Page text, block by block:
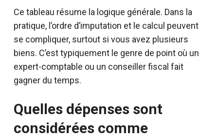
Ce tableau résume la logique générale. Dans la
pratique, l’ordre d’imputation et le calcul peuvent
se compliquer, surtout si vous avez plusieurs
biens. C’est typiquement le genre de point où un
expert-comptable ou un conseiller fiscal fait
gagner du temps.
Quelles dépenses sont
considérées comme